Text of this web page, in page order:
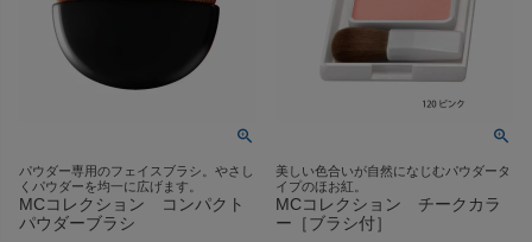
パウダー専用のフェイスブラシ。やさし
くパウダーを均一に広げます。
MCコレクション コンパクト
パウダーブラシ
美しい色合いが自然になじむパウダータ
イプのほお紅。
MCコレクション チークカラ
ー［ブラシ付］